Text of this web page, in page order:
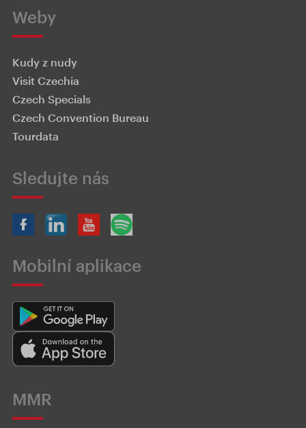
Weby
Kudy z nudy
Visit Czechia
Czech Specials
Czech Convention Bureau
Tourdata
Sledujte nás
Mobilní aplikace
MMR